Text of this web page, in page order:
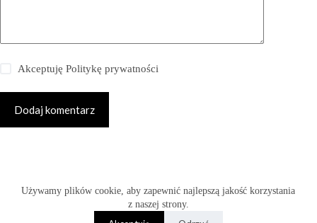
Używamy plików cookie, aby zapewnić najlepszą jakość korzystania
z naszej strony.
AkceptujęPolitykę prywatności
Dodaj komentarz
www.fabryka-slubow.com.pl